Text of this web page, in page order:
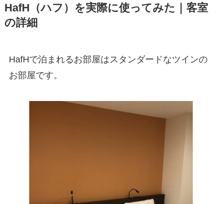
HafH （ハフ）を実際に使ってみた｜客室
の詳細
HafHで泊まれるお部屋はスタンダードなツインの
お部屋です。